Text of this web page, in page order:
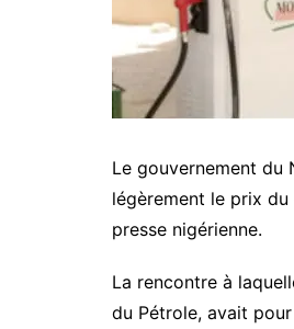
Le gouvernement du
légèrement le prix
presse nigérienne.
La rencontre à
du Pétrole, avait